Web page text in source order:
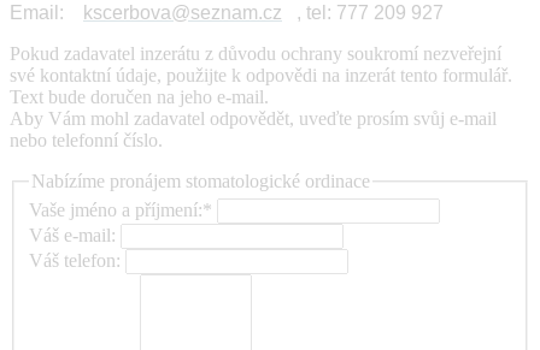
Email:
kscerbova@seznam.cz
, tel: 777 209 927
Pokud zadavatel inzerátu z důvodu ochrany soukromí nezveřejní
své kontaktní údaje, použijte k odpovědi na inzerát tento formulář.
Text bude doručen na jeho e-mail.
Aby Vám mohl zadavatel odpovědět, uveďte prosím svůj e-mail
nebo telefonní číslo.
Nabízíme pronájem stomatologické ordinace
Vaše jméno a příjmení:*
Váš e-mail:
Váš telefon: